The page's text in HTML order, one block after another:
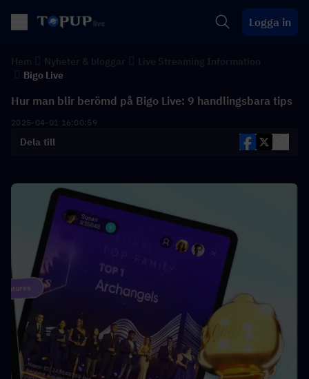
Logga in
Bigo Live
Hur man blir berömd på Bigo Live: 9 handlingsbara tips
2025-04-01 16:00:59
Dela till